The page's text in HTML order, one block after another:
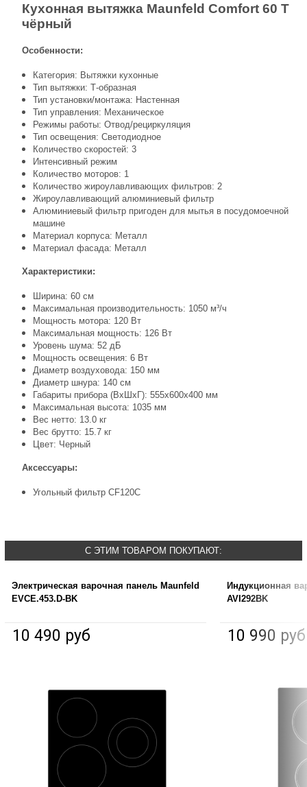
Кухонная вытяжка Maunfeld Comfort 60 T
чёрный
Особенности:
Категория: Вытяжки кухонные
Тип вытяжки: Т-образная
Тип установки/монтажа: Настенная
Тип управления: Механическое
Режимы работы: Отвод/рециркуляция
Тип освещения: Светодиодное
Количество скоростей: 3
Интенсивный режим
Количество моторов: 1
Количество жироулавливающих фильтров: 2
Жироулавливающий алюминиевый фильтр
Алюминиевый фильтр пригоден для мытья в посудомоечной
машине
Материал корпуса: Металл
Материал фасада: Металл
Характеристики:
Ширина: 60 см
Максимальная производительность: 1050 м³/ч
Мощность мотора: 120 Вт
Максимальная мощность: 126 Вт
Уровень шума: 52 дБ
Мощность освещения: 6 Вт
Диаметр воздуховода: 150 мм
Диаметр шнура: 140 см
Габариты прибора (ВхШхГ): 555х600х400 мм
Максимальная высота: 1035 мм
Вес нетто: 13.0 кг
Вес брутто: 15.7 кг
Цвет: Черный
Аксессуары:
Угольный фильтр CF120C
С ЭТИМ ТОВАРОМ ПОКУПАЮТ:
Электрическая варочная панель Maunfeld
EVCE.453.D-BK
10 490 руб
Индукционная
AVI292BK
10 990 руб